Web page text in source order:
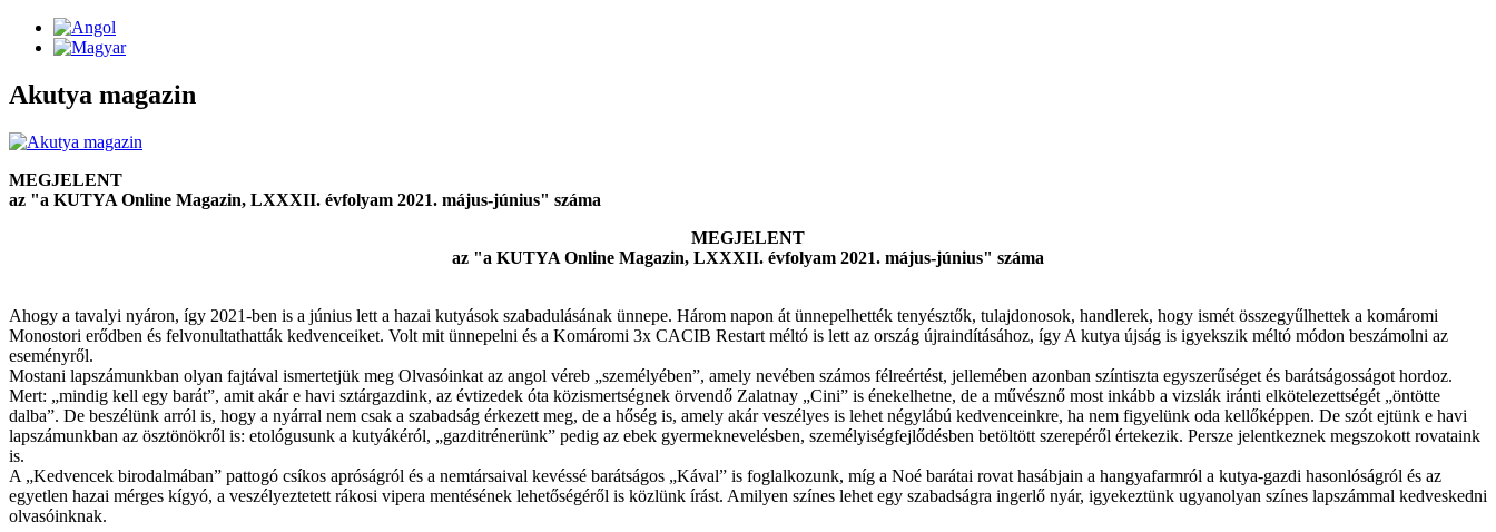
Akutya magazin
MEGJELENT
az "a KUTYA Online Magazin, LXXXII. évfolyam 2021. május-június" száma
MEGJELENT
az "a KUTYA Online Magazin, LXXXII. évfolyam 2021. május-június" száma
Ahogy a tavalyi nyáron, így 2021-ben is a június lett a hazai kutyások szabadulásának ünnepe. Három napon át ünnepelhették tenyésztők, tulajdonosok, handlerek, hogy ismét összegyűlhettek a komáromi
Monostori erődben és felvonultathatták kedvenceiket. Volt mit ünnepelni és a Komáromi 3x CACIB Restart méltó is lett az ország újraindításához, így A kutya újság is igyekszik méltó módon beszámolni az
eseményről.
Mostani lapszámunkban olyan fajtával ismertetjük meg Olvasóinkat az angol véreb „személyében”, amely nevében számos félreértést, jellemében azonban színtiszta egyszerűséget és barátságosságot hordoz.
Mert: „mindig kell egy barát”, amit akár e havi sztárgazdink, az évtizedek óta közismertségnek örvendő Zalatnay „Cini” is énekelhetne, de a művésznő most inkább a vizslák iránti elkötelezettségét „öntötte
dalba”. De beszélünk arról is, hogy a nyárral nem csak a szabadság érkezett meg, de a hőség is, amely akár veszélyes is lehet négylábú kedvenceinkre, ha nem figyelünk oda kellőképpen. De szót ejtünk e havi
lapszámunkban az ösztönökről is: etológusunk a kutyákéról, „gazditrénerünk” pedig az ebek gyermeknevelésben, személyiségfejlődésben betöltött szerepéről értekezik. Persze jelentkeznek megszokott rovataink
is.
A „Kedvencek birodalmában” pattogó csíkos apróságról és a nemtársaival kevéssé barátságos „Kával” is foglalkozunk, míg a Noé barátai rovat hasábjain a hangyafarmról a kutya-gazdi hasonlóságról és az
egyetlen hazai mérges kígyó, a veszélyeztetett rákosi vipera mentésének lehetőségéről is közlünk írást. Amilyen színes lehet egy szabadságra ingerlő nyár, igyekeztünk ugyanolyan színes lapszámmal kedveskedni
olvasóinknak.